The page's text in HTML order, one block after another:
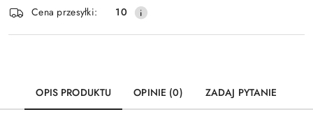
dostawa
Cena przesyłki: 10
OPIS PRODUKTU OPINIE (0) ZADAJ PYTANIE